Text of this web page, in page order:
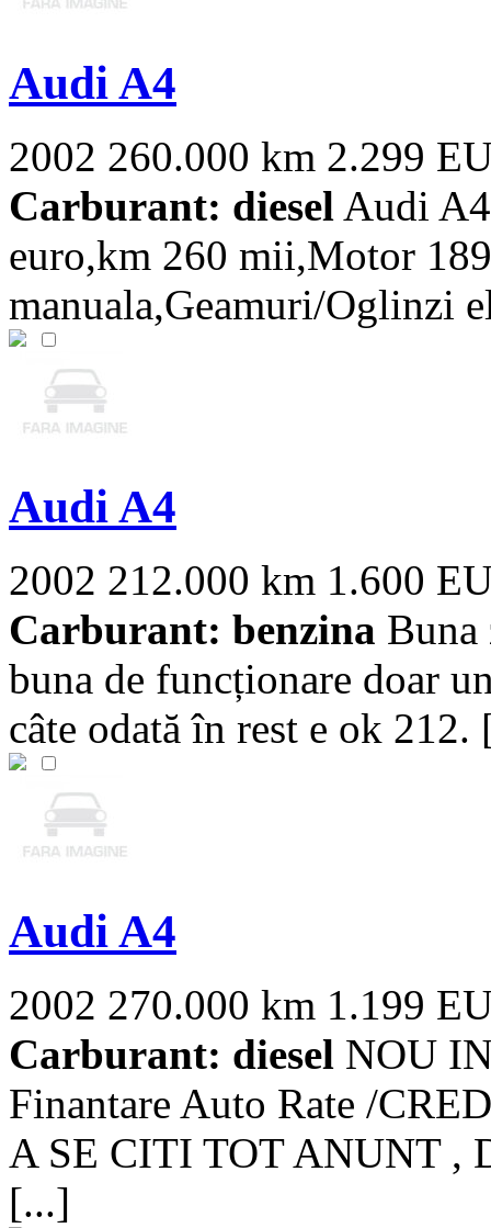
Audi A4
2002 260.000 km 2.299
Carburant: diesel Audi
euro,km 260 mii,Motor
manuala,Geamuri/Oglinzi
Audi A4
2002 212.000 km 1.600
Carburant: benzina Buna
buna de funcționare doar
câte odată în rest e ok 212.
Audi A4
2002 270.000 km 1.199
Carburant: diesel NOU
Finantare Auto Rate /
A SE CITI TOT ANUNT ,
[...]